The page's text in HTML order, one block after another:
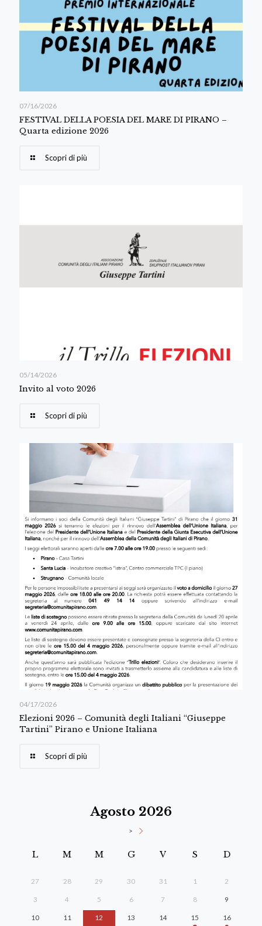
07/16/2026
FESTIVAL DELLA POESIA DEL MARE DI PIRANO –
Quarta edizione 2026
Scopri di più
05/14/2026
Invito al voto 2026
Scopri di più
04/17/2026
Elezioni 2026 – Comunità degli Italiani “Giuseppe
Tartini” Pirano e Unione Italiana
Scopri di più
Agosto 2026
>
L M M G V S D
27 28 29 30 31 1 2
3 4 5 6 7 8 9
10 11 12 13 14 15 16